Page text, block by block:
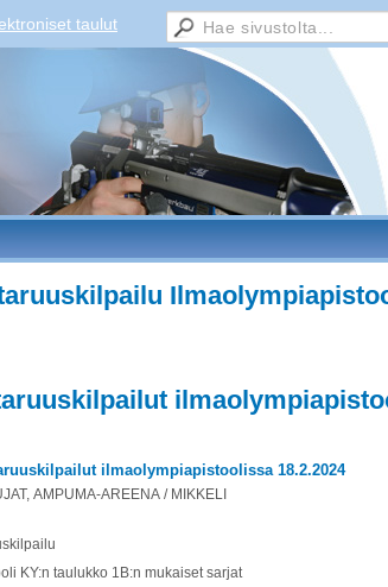
taulut
ilmaolympiapistoolissa 18.2.2024
AMPUMA-AREENA / MIKKELI
KY:n taulukko 1B:n mukaiset sarjat